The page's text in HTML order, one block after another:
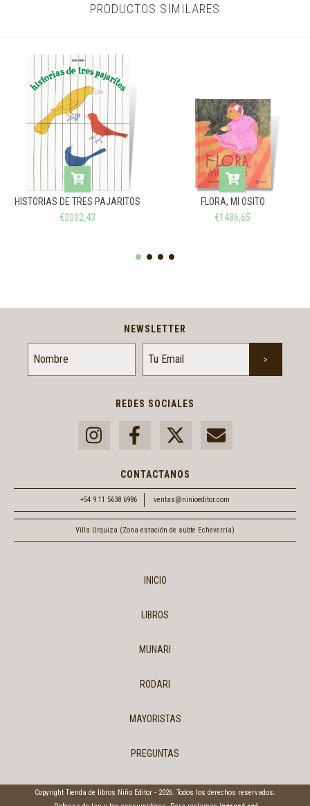
PRODUCTOS SIMILARES
HISTORIAS DE TRES PAJARITOS
€2002,43
FLORA, MI OSITO
€1486,65
NEWSLETTER
REDES SOCIALES
CONTACTANOS
+54 9 11 5638 6986 ventas@ninioeditor.com
Villa Urquiza (Zona estación de subte Echeverría)
INICIO
LIBROS
MUNARI
RODARI
MAYORISTAS
PREGUNTAS
Copyright Tienda de libros Niño Editor - 2026. Todos los derechos reservados.